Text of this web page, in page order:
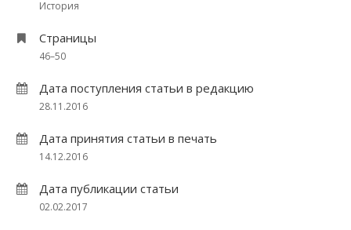
История
Страницы
46–50
Дата поступления статьи в редакцию
28.11.2016
Дата принятия статьи в печать
14.12.2016
Дата публикации статьи
02.02.2017